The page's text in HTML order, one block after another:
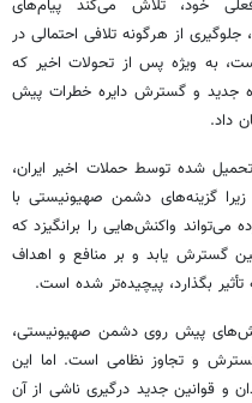
خود، تلاش می‌کند پیام‌های
از هرگونه تلافی احتمالی در
به ویژه پس از تحولات اخیر که
جدید و گسترش دایره خطرات پیش
داد.
شده توسط حملات اخیر ایران،
گزینه‌های دشمن صهیونیستی با
می‌تواند واکنش‌هایی را برانگیزد که
گسترش یابد و بر منافع و اهداف
بگذارد، پیچیده‌تر شده است.
پیش روی دشمن صهیونیستی،
و تجاوز نظامی است. اما این
و قوانین جدید درگیری ناشی از آن